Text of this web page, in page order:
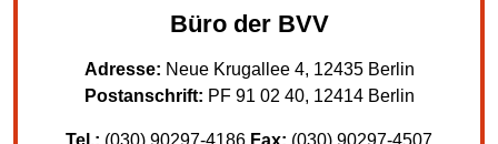
Büro der BVV
Adresse: Neue Krugallee 4, 12435 Berlin
Postanschrift: PF 91 02 40, 12414 Berlin